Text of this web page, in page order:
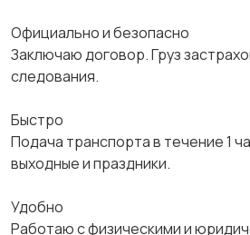
Официально и безопасно
Заключаю договор. Груз
следования.
Быстро
Подача транспорта в течение 1
выходные и праздники.
Удобно
Работаю с физическими и